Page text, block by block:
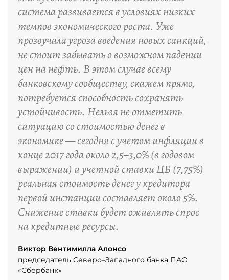
система развивается в условиях низких
темпов экономического роста. Уже
прозвучала угроза введения новых санкций,
не стоит забывать о возможном падении
цен на нефть. В этом случае всему
банковскому сообществу, скажем прямо,
потребуется способность сохранять
устойчивость. Нельзя не отметить
ситуацию со стоимостью денег в
экономике — сегодня с учетом инфляции в
конце 2017 года около 2,5–3,0% (в годовом
выражении) и учетной ставки ЦБ (7,75%)
реальная стоимость денег у кредитора
первой инстанции составляет около 5%.
Снижение ставки будет оживлять спрос
на кредитные ресурсы.
Виктор Вентимилла Алонсо
председатель Северо–Западного банка ПАО
«Сбербанк»